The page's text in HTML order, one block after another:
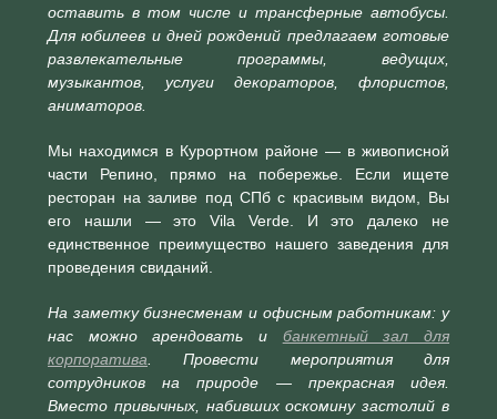
оставить в том числе и трансферные автобусы.
Для юбилеев и дней рождений предлагаем готовые
развлекательные программы, ведущих,
музыкантов, услуги декораторов, флористов,
аниматоров.
Мы находимся в Курортном районе — в живописной
части Репино, прямо на побережье. Если ищете
ресторан на заливе под СПб с красивым видом, Вы
его нашли — это Vila Verde. И это далеко не
единственное преимущество нашего заведения для
проведения свиданий.
На заметку бизнесменам и офисным работникам: у
нас можно арендовать и банкетный зал для
корпоратива . Провести мероприятия для
сотрудников на природе — прекрасная идея.
Вместо привычных, набивших оскомину застолий в